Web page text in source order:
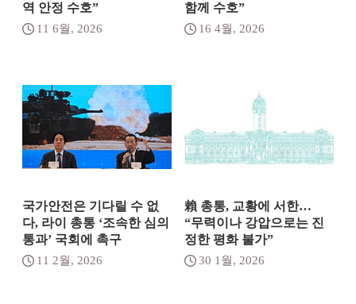
역 안정 수호”
11 6월, 2026
함께 수호”
16 4월, 2026
국가안전은 기다릴 수 없
다, 라이 총통 ‘조속한 심의
통과’ 국회에 촉구
11 2월, 2026
賴 총통, 교황에 서한…
“무력이나 강압으로는 진
정한 평화 불가”
30 1월, 2026